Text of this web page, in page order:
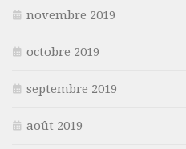
novembre 2019
octobre 2019
septembre 2019
août 2019